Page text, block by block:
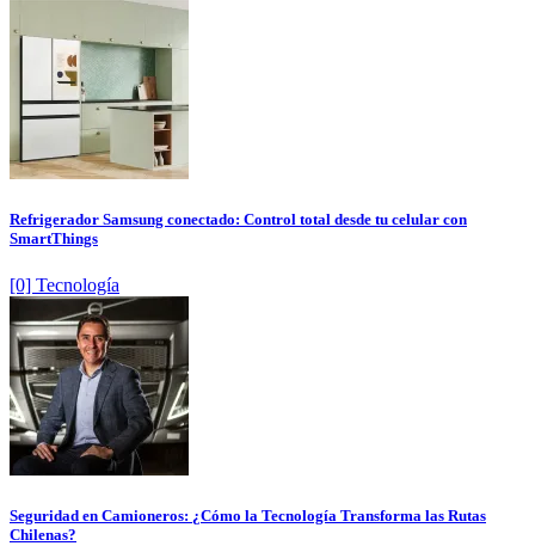
Refrigerador Samsung conectado: Control total desde tu celular con
SmartThings
[0] Tecnología
Seguridad en Camioneros: ¿Cómo la Tecnología Transforma las Rutas
Chilenas?